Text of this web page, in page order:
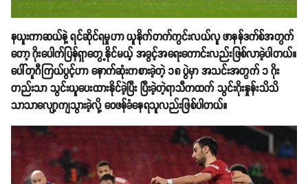
နယူးကာဆယ်နဲ့ ရင်ဆိုင်ရမှုဟာ ယူနိုက်တက်ကွင်းလယ်လူ ဖာနန်ဒက်စ်အတွက်
တော့ ဂိုးပေါက်ပြန်ရှာတွေ့နိုင်မယ့် အခွင့်အရေးကောင်းလည်းဖြစ်လာခဲ့ပါတယ်။
ပေါ်တူဂီကြယ်ပွင့်ဟာ နောက်ဆုံးကစားခဲ့တဲ့ ၁၈ ပွဲမှာ အသင်းအတွက် ၁ ဂိုး
တည်းသာ သွင်းယူပေးထားနိုင်ခဲ့ပြီး ပြီးခဲ့တဲ့ရာသီကထက် သွင်းဂိုးနှုန်းသိသိ
သာသာလျော့ကျသွားခဲ့လို့ ဝေဖန်ခံနေရသူလည်းဖြစ်ပါတယ်။